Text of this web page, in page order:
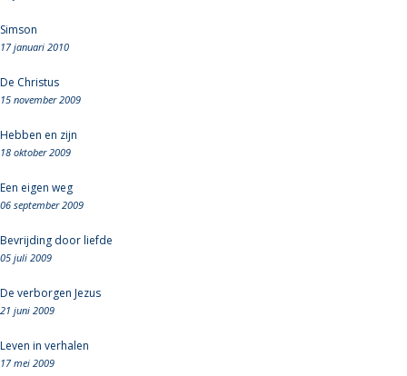
Simson
17 januari 2010
De Christus
15 november 2009
Hebben en zijn
18 oktober 2009
Een eigen weg
06 september 2009
Bevrijding door liefde
05 juli 2009
De verborgen Jezus
21 juni 2009
Leven in verhalen
17 mei 2009